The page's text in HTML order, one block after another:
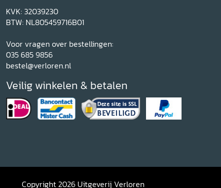
KVK: 32039230
BTW: NL805459716B01
Voor vragen over bestellingen:
035 685 9856
bestel@verloren.nl
Veilig winkelen & betalen
Copyright 2026 Uitgeverij Verloren